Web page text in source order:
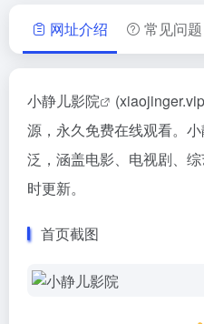
网址介绍 常见问题
小静儿影院
源，永久免费在线观看。
泛，涵盖电影、电视剧、
时更新。
首页截图